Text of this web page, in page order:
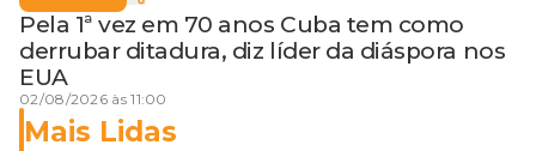
Pela 1ª vez em 70 anos Cuba tem como
derrubar ditadura, diz líder da diáspora nos
EUA
02/08/2026 às 11:00
Mais Lidas